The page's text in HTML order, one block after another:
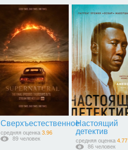
Сверхъестественное
средняя оценка 3.96
89 человек
Настоящий
детектив
средняя оценка 4.77
86 человек